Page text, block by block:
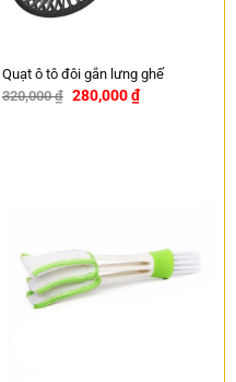
Quạt ô tô đôi gắn lưng ghế
320,000₫ 280,000₫